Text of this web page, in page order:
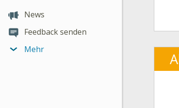
News
Feedback senden
Mehr